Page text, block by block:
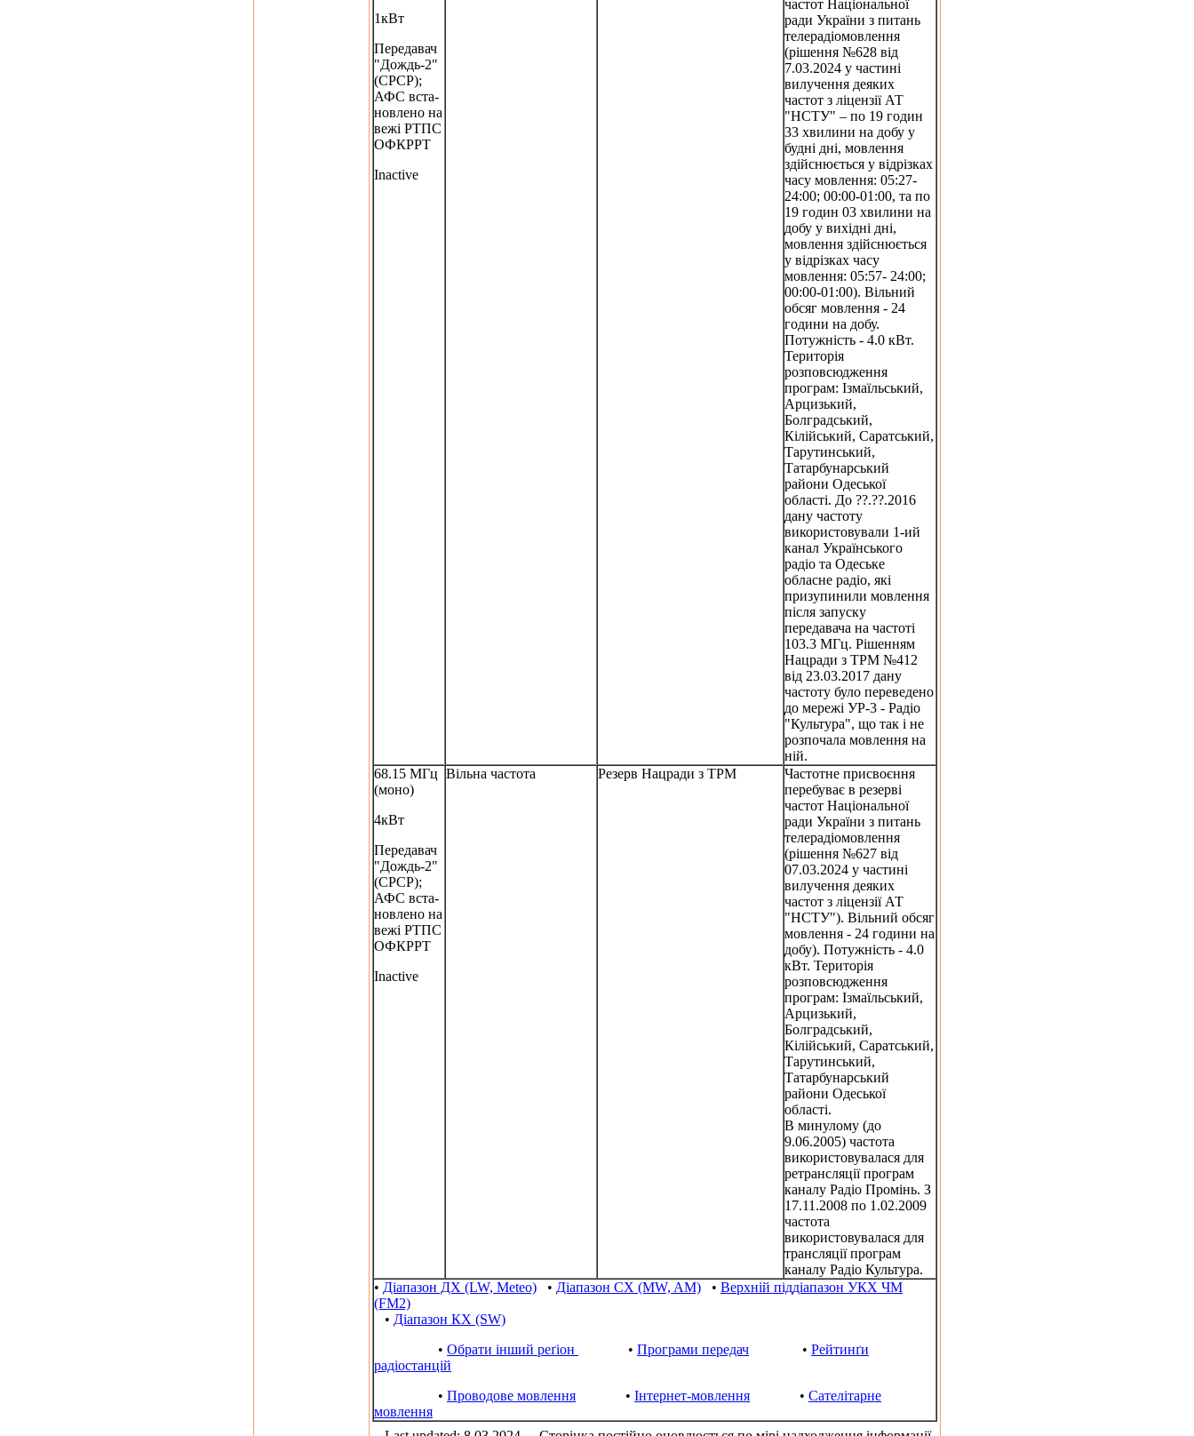
1кВт
Передавач
"Дождь-2"
(СРСР);
АФС вста-
новлено на
вежі РТПС
ОФКРРТ
Inactive
частот Національної
ради України з питань
телерадіомовлення
(рішення №628 від
7.03.2024 у частині
вилучення деяких
частот з ліцензії АТ
"НСТУ" – по 19 годин
33 хвилини на добу у
будні дні, мовлення
здійснюється у відрізках
часу мовлення: 05:27-
24:00; 00:00-01:00, та по
19 годин 03 хвилини на
добу у вихідні дні,
мовлення здійснюється
у відрізках часу
мовлення: 05:57- 24:00;
00:00-01:00). Вільний
обсяг мовлення - 24
години на добу.
Потужність - 4.0 кВт.
Територія
розповсюдження
програм: Ізмаїльський,
Арцизький,
Болградський,
Кілійський, Саратський,
Тарутинський,
Татарбунарський
райони Одеської
області. До ??.??.2016
дану частоту
використовували 1-ий
канал Українського
радіо та Одеське
обласне радіо, які
призупинили мовлення
після запуску
передавача на частоті
103.3 МГц. Рішенням
Нацради з ТРМ №412
від 23.03.2017 дану
частоту було переведено
до мережі УР-3 - Радіо
"Культура", що так і не
розпочала мовлення на
ній.
68.15 МГц
(моно)
4кВт
Передавач
"Дождь-2"
(СРСР);
АФС вста-
новлено на
вежі РТПС
ОФКРРТ
Inactive
Вільна частота Резерв Нацради з ТРМ
Частотне присвоєння
перебуває в резерві
частот Національної
ради України з питань
телерадіомовлення
(рішення №627 від
07.03.2024 у частині
вилучення деяких
частот з ліцензії АТ
"НСТУ"). Вільний обсяг
мовлення - 24 години на
добу). Потужність - 4.0
кВт. Територія
розповсюдження
програм: Ізмаїльський,
Арцизький,
Болградський,
Кілійський, Саратський,
Тарутинський,
Татарбунарський
райони Одеської
області.
В минулому (до
9.06.2005) частота
використовувалася для
ретрансляції програм
каналу Радіо Промінь. З
17.11.2008 по 1.02.2009
частота
використовувалася для
трансляції програм
каналу Радіо Культура.
• Діапазон ДХ (LW, Meteo) • Діапазон СХ (MW, AM) • Верхній піддіапазон УКХ ЧМ
(FM2)
• Діапазон КХ (SW)
• Обрати інший реґіон • Програми передач • Рейтинґи
радіостанцій
• Проводове мовлення • Інтернет-мовлення • Сателітарне
мовлення